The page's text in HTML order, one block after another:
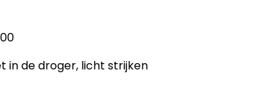
in de droger, licht strijken